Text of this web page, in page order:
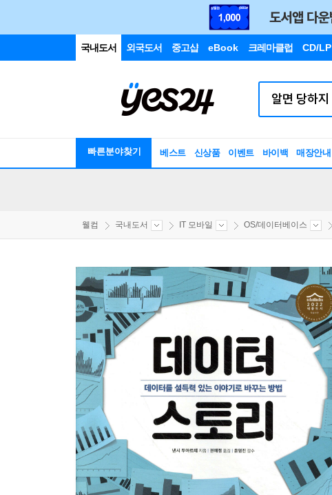
국내도서 외국도서 중고샵 eBook 크레마클럽 CD/LP
빠른분야찾기 베스트 신상품 이벤트 바이백 매장안내
웰컴 국내도서 IT 모바일 OS/데이터베이스